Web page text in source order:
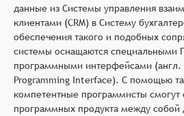
данные из Системы управления
клиентами (CRM) в Систему
обеспечения такого и подобных
системы оснащаются специальными
программными интерфейсами (англ.
Programming Interface). С помощью
компетентные программисты смогут
программных продукта между собой